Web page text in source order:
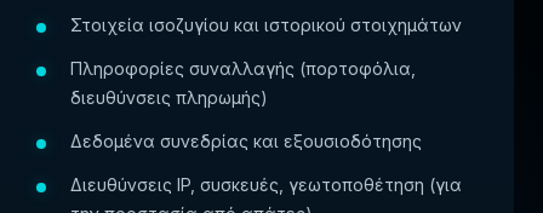
Στοιχεία ισοζυγίου και ιστορικού στοιχημάτων
Πληροφορίες συναλλαγής (πορτοφόλια,
διευθύνσεις πληρωμής)
Δεδομένα συνεδρίας και εξουσιοδότησης
Διευθύνσεις IP, συσκευές, γεωτοποθέτηση (για